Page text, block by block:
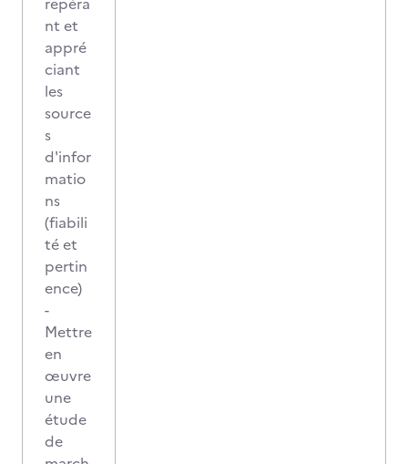
nt et
appré
ciant
les
source
s
d'infor
matio
ns
(fiabili
té et
pertin
ence)
-
Mettre
en
œuvre
une
étude
de